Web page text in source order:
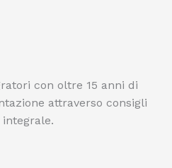
con oltre 15 anni di
attraverso consigli